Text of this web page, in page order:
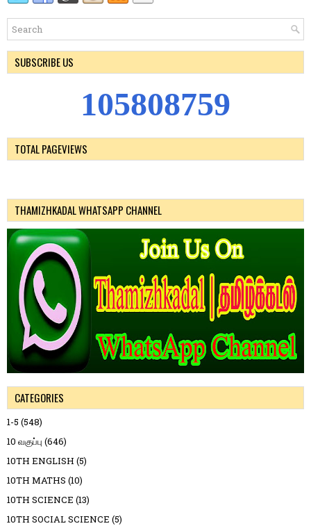
SUBSCRIBE US
105808759
TOTAL PAGEVIEWS
THAMIZHKADAL WHATSAPP CHANNEL
CATEGORIES
1-5 (548)
10 வகுப்பு (646)
10TH ENGLISH (5)
10TH MATHS (10)
10TH SCIENCE (13)
10TH SOCIAL SCIENCE (5)